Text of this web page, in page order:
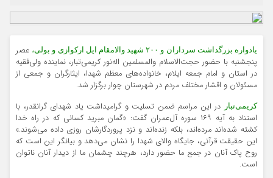
یادواره بزرگداشت سرداران و ۲۰۰ شهید والامقام ایل ارکوازی و بولی،
عصر
پنجشنبه با حضور حجت‌الاسلام والمسلمین اله‌نور کریمی‌تبار، نماینده ولی‌فقیه
در استان و امام جمعه ایلام، خانواده‌های معظم شهدا، ایثارگران و جمعی از
مسئولان و اقشار مختلف مردم در شهرستان چوار برگزار شد.
کریمی‌تبار
در این مراسم ضمن تسلیت و گرامیداشت یاد شهدای گرانقدر، با
استناد به آیه ۱۶۹ سوره آل‌عمران گفت: «گمان مبرید کسانی که در راه خدا
کشته شده‌اند مرده‌اند، بلکه زنده‌اند و نزد پروردگارشان روزی داده می‌شوند.»
این حقیقت قرآنی، جایگاه والای شهدا را نشان می‌دهد و بیانگر این است که
روح پاک آنان در جمع ما حضور دارد، هرچند چشمان ما از دیدار آنان ناتوان
است.